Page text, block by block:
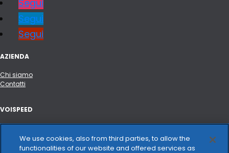
Segui
Segui
Segui
AZIENDA
Chi siamo
Contatti
VOISPEED
Hardware certificato
Changelog
We use cookies, also from third parties, to allow the
functionalities of our website and offered services as